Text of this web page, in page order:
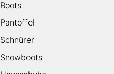
Boots
Pantoffel
Schnürer
Snowboots